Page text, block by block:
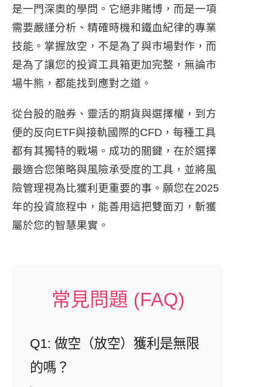
是一門深奧的學問。它絕非賭博，而是一項
需要嚴謹分析、精確時機和鐵血紀律的專業
技能。掌握放空，不是為了與市場對作，而
是為了讓您的投資工具箱更加完整，無論市
場牛熊，都能找到應對之道。
從台股的融券、靈活的期貨與選擇權，到方
便的反向ETF與接軌國際的CFD，每種工具
都有其獨特的戰場。成功的關鍵，在於選擇
最適合您策略與風險承受度的工具，並將風
險管理視為比獲利更重要的事。願您在2025
年的投資旅程中，能善用這把雙面刃，斬獲
屬於您的智慧果實。
常見問題 (FAQ)
Q1: 做空（放空）獲利是無限
的嗎？